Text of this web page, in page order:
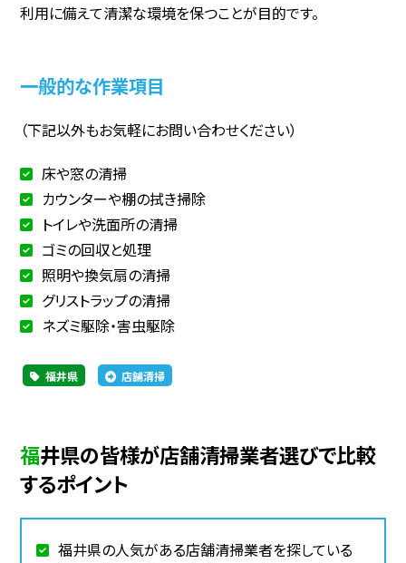
利用に備えて清潔な環境を保つことが目的です。
一般的な作業項目
（下記以外もお気軽にお問い合わせください）
床や窓の清掃
カウンターや棚の拭き掃除
トイレや洗面所の清掃
ゴミの回収と処理
照明や換気扇の清掃
グリストラップの清掃
ネズミ駆除・害虫駆除
福井県 店舗清掃
福井県の皆様が店舗清掃業者選びで比較
するポイント
福井県の人気がある店舗清掃業者を探している